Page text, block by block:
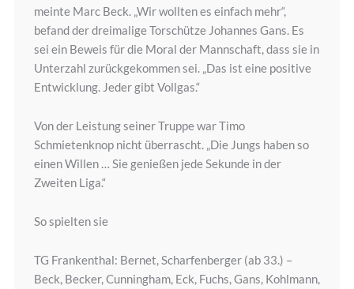
meinte Marc Beck. „Wir wollten es einfach mehr“,
befand der dreimalige Torschütze Johannes Gans. Es
sei ein Beweis für die Moral der Mannschaft, dass sie in
Unterzahl zurückgekommen sei. „Das ist eine positive
Entwicklung. Jeder gibt Vollgas.“
Von der Leistung seiner Truppe war Timo
Schmietenknop nicht überrascht. „Die Jungs haben so
einen Willen … Sie genießen jede Sekunde in der
Zweiten Liga.“
So spielten sie
TG Frankenthal: Bernet, Scharfenberger (ab 33.) –
Beck, Becker, Cunningham, Eck, Fuchs, Gans, Kohlmann,